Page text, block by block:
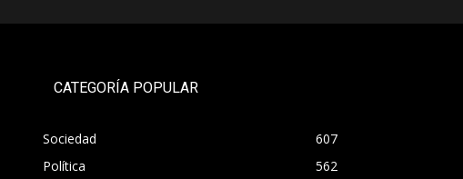
CATEGORÍA POPULAR
Sociedad
607
Política
562